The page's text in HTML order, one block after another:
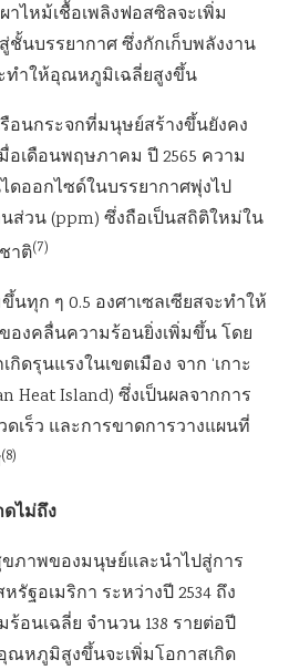
าไหม้เชื้อเพลิงฟอสซิลจะเพิ่ม
นบรรยากาศ ซึ่งกักเก็บพลังงาน
ทำให้อุณหภูมิเฉลี่ยสูงขึ้น
อนกระจกที่มนุษย์สร้างขึ้นยังคง
เดือนพฤษภาคม ปี 2565 ความ
ออกไซด์ในบรรยากาศพุ่งไป
ส่วน (ppm) ซึ่งถือเป็นสถิติใหม่ใน
าติ(7)
ทุก ๆ 0.5 องศาเซลเซียสจะทำให้
องคลื่นความร้อนยิ่งเพิ่มขึ้น โดย
รุนแรงในเขตเมือง จาก ‘เกาะ
Heat Island) ซึ่งเป็นผลจากการ
ดเร็ว และการขาดการวางแผนที่
(8)
ไม่ถึง
ภาพของมนุษย์และนำไปสู่การ
รัฐอเมริกา ระหว่างปี 2534 ถึง
ร้อนเฉลี่ย จำนวน 138 รายต่อปี
หภูมิสูงขึ้นจะเพิ่มโอกาสเกิด